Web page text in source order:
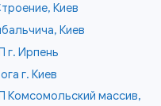
Киев
Киев
г. Ирпень
г. Киев
Комсомольский массив,